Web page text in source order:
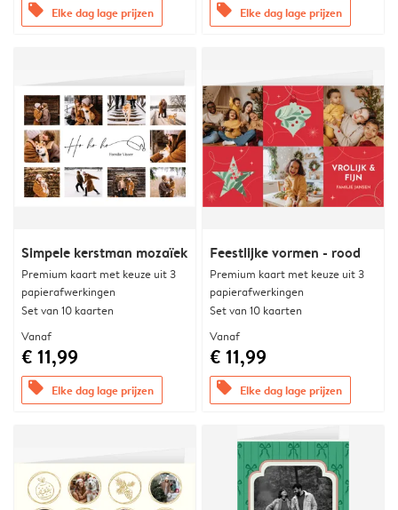
offers Elke dag lage prijzen offers Elke dag lage prijzen
Simpele kerstman mozaïek
Premium kaart met keuze uit 3
papierafwerkingen
Set van 10 kaarten
Vanaf
€ 11,99
offers Elke dag lage prijzen
Feestlijke vormen - rood
Premium kaart met keuze uit 3
papierafwerkingen
Set van 10 kaarten
Vanaf
€ 11,99
offers Elke dag lage prijzen